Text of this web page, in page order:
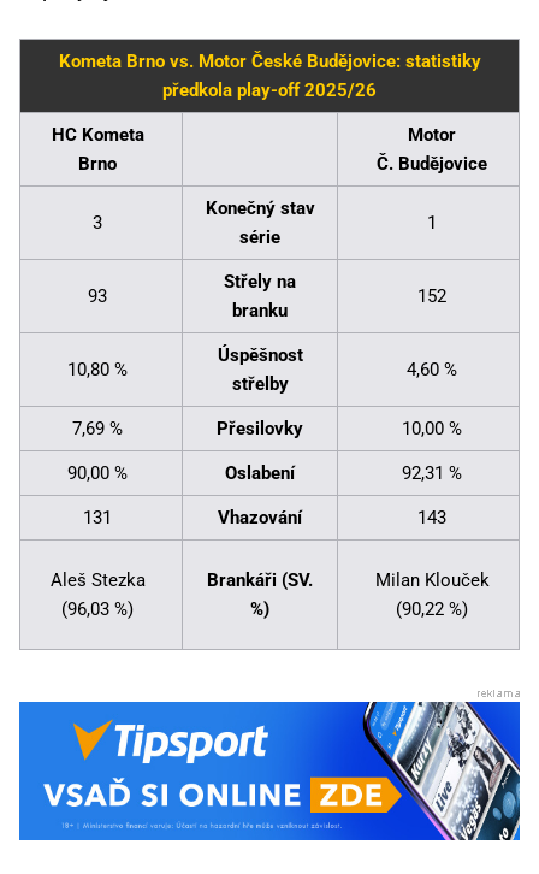
Kometa Brno vs. Motor České Budějovice: statistiky
předkola play-off 2025/26
HC Kometa
Brno
Motor
Č. Budějovice
3
Konečný stav
série
1
93
Střely na
branku
152
10,80 %
Úspěšnost
střelby
4,60 %
7,69 % Přesilovky 10,00 %
90,00 % Oslabení 92,31 %
131 Vhazování 143
Aleš Stezka
(96,03 %)
Brankáři (SV.
%)
Milan Klouček
(90,22 %)